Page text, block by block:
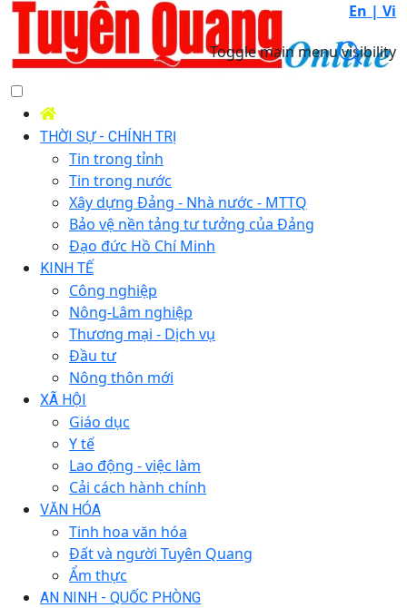
En | Vi
Toggle main menu visibility
THỜI SỰ - CHÍNH TRỊ
Tin trong tỉnh
Tin trong nước
Xây dựng Đảng - Nhà nước - MTTQ
Bảo vệ nền tảng tư tưởng của Đảng
Đạo đức Hồ Chí Minh
KINH TẾ
Công nghiệp
Nông-Lâm nghiệp
Thương mại - Dịch vụ
Đầu tư
Nông thôn mới
XÃ HỘI
Giáo dục
Y tế
Lao động - việc làm
Cải cách hành chính
VĂN HÓA
Tinh hoa văn hóa
Đất và người Tuyên Quang
Ẩm thực
AN NINH - QUỐC PHÒNG